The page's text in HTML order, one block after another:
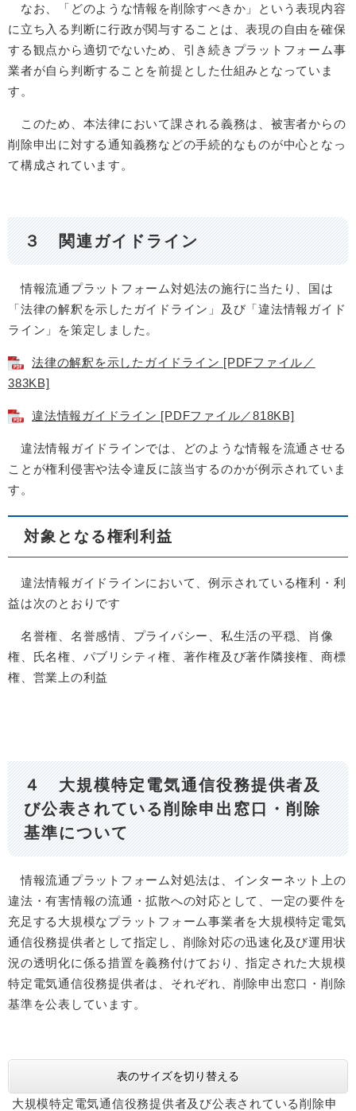
なお、「どのような情報を削除すべきか」という表現内容
に立ち入る判断に行政が関与することは、表現の自由を確保
する観点から適切でないため、引き続きプラットフォーム事
業者が自ら判断することを前提とした仕組みとなっていま
す。
このため、本法律において課される義務は、被害者からの
削除申出に対する通知義務などの手続的なものが中心となっ
て構成されています。​
３ 関連ガイドライン
情報流通プラットフォーム対処法の施行に当たり、国は
「法律の解釈を示したガイドライン」及び「違法情報ガイド
ライン」を策定しました。
法律の解釈を示したガイドライン [PDFファイル／
383KB]
違法情報ガイドライン [PDFファイル／818KB]
違法情報ガイドラインでは、どのような情報を流通させる
ことが権利侵害や法令違反に該当するのかが例示されていま
す。​
対象となる権利利益
違法情報ガイドラインにおいて、例示されている権利・利
益は次のとおりです
名誉権、名誉感情、プライバシー、私生活の平穏、肖像
権、氏名権、パブリシティ権、著作権及び著作隣接権、商標
権、営業上の利益
４ 大規模特定電気通信役務提供者及
び公表されている削除申出窓口・削除
基準について
情報流通プラットフォーム対処法は、インターネット上の
違法・有害情報の流通・拡散への対応として、一定の要件を
充足する大規模なプラットフォーム事業者を大規模特定電気
通信役務提供者として指定し、削除対応の迅速化及び運用状
況の透明化に係る措置を義務付けており、指定された大規模
特定電気通信役務提供者は、それぞれ、削除申出窓口・削除
基準を公表しています。
表のサイズを切り替える
大規模特定電気通信役務提供者​及び公表されている削除申